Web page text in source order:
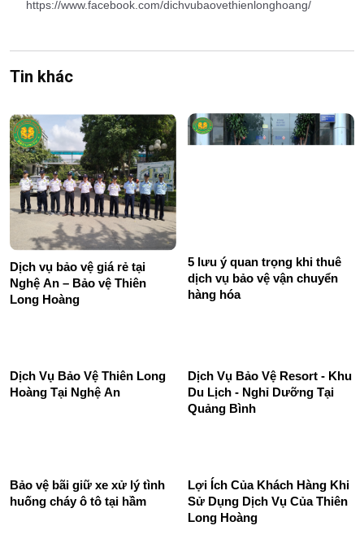
https://www.facebook.com/dichvubaovethienlonghoang/
Tin khác
Dịch vụ bảo vệ giá rẻ tại
Nghệ An – Bảo vệ Thiên
Long Hoàng
5 lưu ý quan trọng khi thuê
dịch vụ bảo vệ vận chuyển
hàng hóa
Dịch Vụ Bảo Vệ Thiên Long
Hoàng Tại Nghệ An
Dịch Vụ Bảo Vệ Resort - Khu
Du Lịch - Nghỉ Dưỡng Tại
Quảng Bình